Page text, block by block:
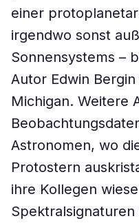
einer
irgendwo sonst
Sonnensystems –
Autor Edwin
Michigan. Weitere
Astronomen, wo
Protostern
ihre Kollegen